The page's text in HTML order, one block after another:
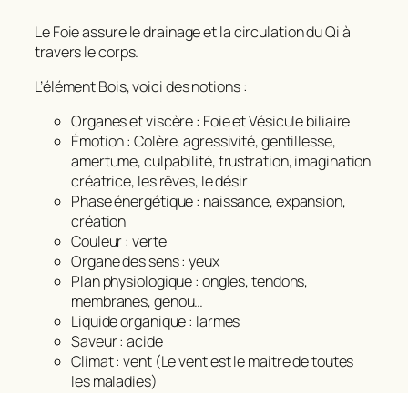
Le Foie assure le drainage et la circulation du Qi à
travers le corps.
L’élément Bois, voici des notions :
Organes et viscère : Foie et Vésicule biliaire
Émotion : Colère, agressivité, gentillesse,
amertume, culpabilité, frustration, imagination
créatrice, les rêves, le désir
Phase énergétique : naissance, expansion,
création
Couleur : verte
Organe des sens : yeux
Plan physiologique : ongles, tendons,
membranes, genou…
Liquide organique : larmes
Saveur : acide
Climat : vent (Le vent est le maitre de toutes
les maladies)